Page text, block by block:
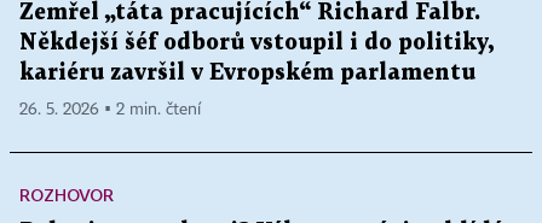
Zemřel „táta pracujících“ Richard Falbr.
Někdejší šéf odborů vstoupil i do politiky,
kariéru završil v Evropském parlamentu
26. 5. 2026 ▪ 2 min. čtení
ROZHOVOR